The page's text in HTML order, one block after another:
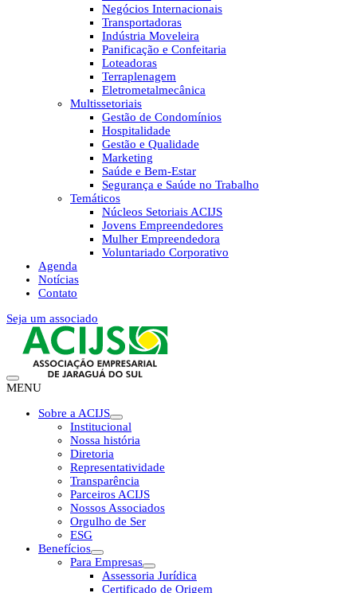
Negócios Internacionais
Transportadoras
Indústria Moveleira
Panificação e Confeitaria
Loteadoras
Terraplenagem
Eletrometalmecânica
Multissetoriais
Gestão de Condomínios
Hospitalidade
Gestão e Qualidade
Marketing
Saúde e Bem-Estar
Segurança e Saúde no Trabalho
Temáticos
Núcleos Setoriais ACIJS
Jovens Empreendedores
Mulher Empreendedora
Voluntariado Corporativo
Agenda
Notícias
Contato
Seja um associado
MENU
Sobre a ACIJS
Institucional
Nossa história
Diretoria
Representatividade
Transparência
Parceiros ACIJS
Nossos Associados
Orgulho de Ser
ESG
Benefícios
Para Empresas
Assessoria Jurídica
Certificado de Origem